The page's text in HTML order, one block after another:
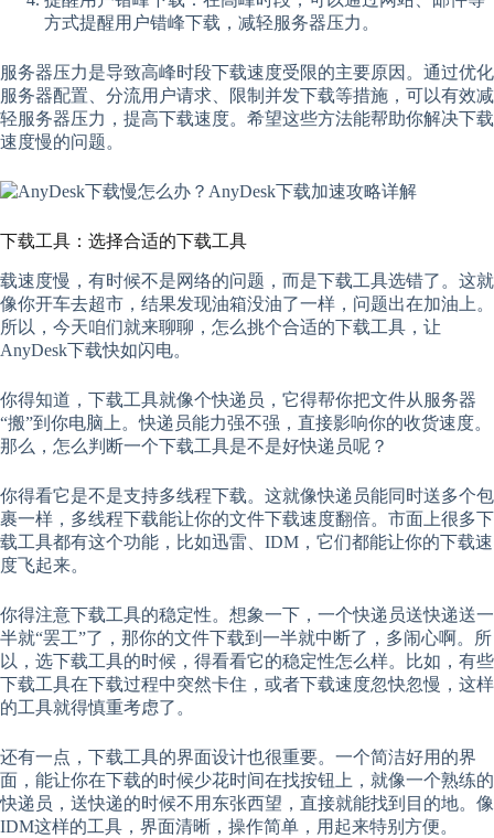
方式提醒用户错峰下载，减轻服务器压力。
服务器压力是导致高峰时段下载速度受限的主要原因。通过优化
服务器配置、分流用户请求、限制并发下载等措施，可以有效减
轻服务器压力，提高下载速度。希望这些方法能帮助你解决下载
速度慢的问题。
下载工具：选择合适的下载工具
载速度慢，有时候不是网络的问题，而是下载工具选错了。这就
像你开车去超市，结果发现油箱没油了一样，问题出在加油上。
所以，今天咱们就来聊聊，怎么挑个合适的下载工具，让
AnyDesk下载快如闪电。
你得知道，下载工具就像个快递员，它得帮你把文件从服务器
“搬”到你电脑上。快递员能力强不强，直接影响你的收货速度。
那么，怎么判断一个下载工具是不是好快递员呢？
你得看它是不是支持多线程下载。这就像快递员能同时送多个包
裹一样，多线程下载能让你的文件下载速度翻倍。市面上很多下
载工具都有这个功能，比如迅雷、IDM，它们都能让你的下载速
度飞起来。
你得注意下载工具的稳定性。想象一下，一个快递员送快递送一
半就“罢工”了，那你的文件下载到一半就中断了，多闹心啊。所
以，选下载工具的时候，得看看它的稳定性怎么样。比如，有些
下载工具在下载过程中突然卡住，或者下载速度忽快忽慢，这样
的工具就得慎重考虑了。
还有一点，下载工具的界面设计也很重要。一个简洁好用的界
面，能让你在下载的时候少花时间在找按钮上，就像一个熟练的
快递员，送快递的时候不用东张西望，直接就能找到目的地。像
IDM这样的工具，界面清晰，操作简单，用起来特别方便。